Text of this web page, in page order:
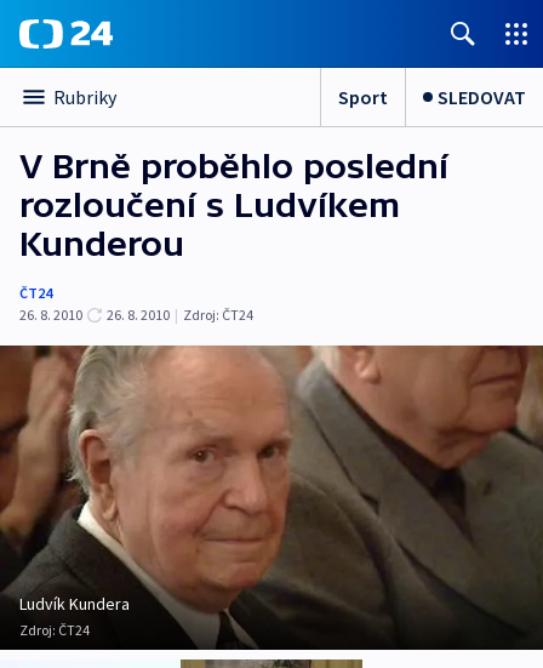
Rubriky Sport SLEDOVAT
V Brně proběhlo poslední
rozloučení s Ludvíkem
Kunderou
ČT24
26. 8. 2010
26. 8. 2010 | Zdroj: ČT24
Ludvík Kundera
Zdroj: ČT24